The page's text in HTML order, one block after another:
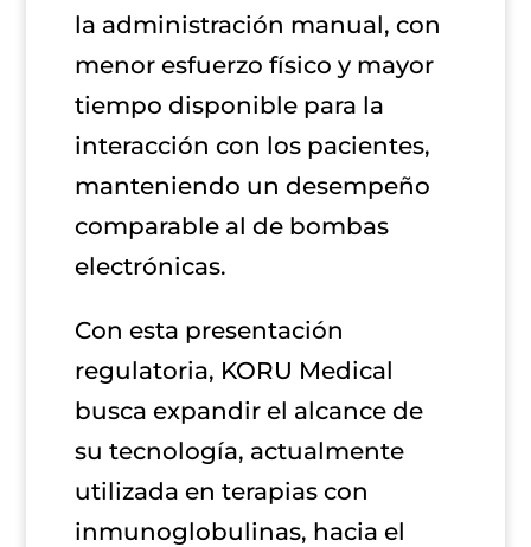
la administración manual, con
menor esfuerzo físico y mayor
tiempo disponible para la
interacción con los pacientes,
manteniendo un desempeño
comparable al de bombas
electrónicas.
Con esta presentación
regulatoria, KORU Medical
busca expandir el alcance de
su tecnología, actualmente
utilizada en terapias con
inmunoglobulinas, hacia el